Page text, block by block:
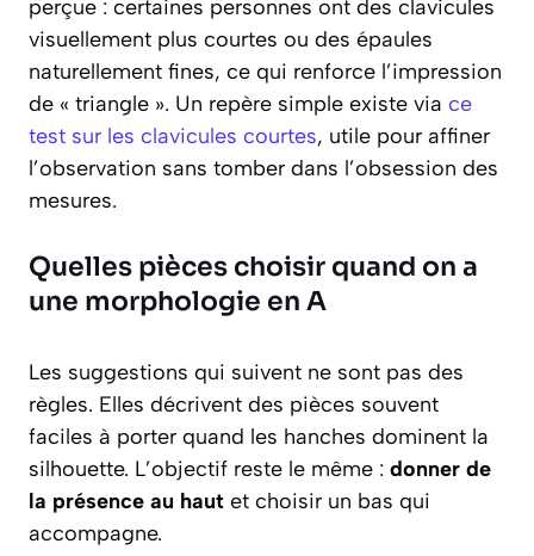
perçue : certaines personnes ont des clavicules
visuellement plus courtes ou des épaules
naturellement fines, ce qui renforce l’impression
de « triangle ». Un repère simple existe via ce
test sur les clavicules courtes, utile pour affiner
l’observation sans tomber dans l’obsession des
mesures.
Quelles pièces choisir quand on a
une morphologie en A
Les suggestions qui suivent ne sont pas des
règles. Elles décrivent des pièces souvent
faciles à porter quand les hanches dominent la
silhouette. L’objectif reste le même : donner de
la présence au haut et choisir un bas qui
accompagne.